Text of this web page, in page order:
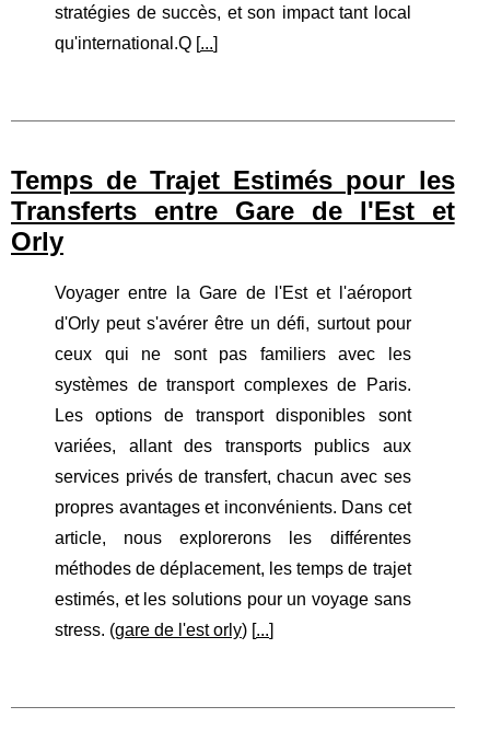
stratégies de succès, et son impact tant local
qu'international.Q [...]
Temps de Trajet Estimés pour les
Transferts entre Gare de l'Est et
Orly
Voyager entre la Gare de l'Est et l'aéroport
d'Orly peut s'avérer être un défi, surtout pour
ceux qui ne sont pas familiers avec les
systèmes de transport complexes de Paris.
Les options de transport disponibles sont
variées, allant des transports publics aux
services privés de transfert, chacun avec ses
propres avantages et inconvénients. Dans cet
article, nous explorerons les différentes
méthodes de déplacement, les temps de trajet
estimés, et les solutions pour un voyage sans
stress. (gare de l'est orly) [ ...